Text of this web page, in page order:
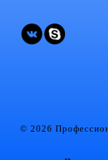
© 2026